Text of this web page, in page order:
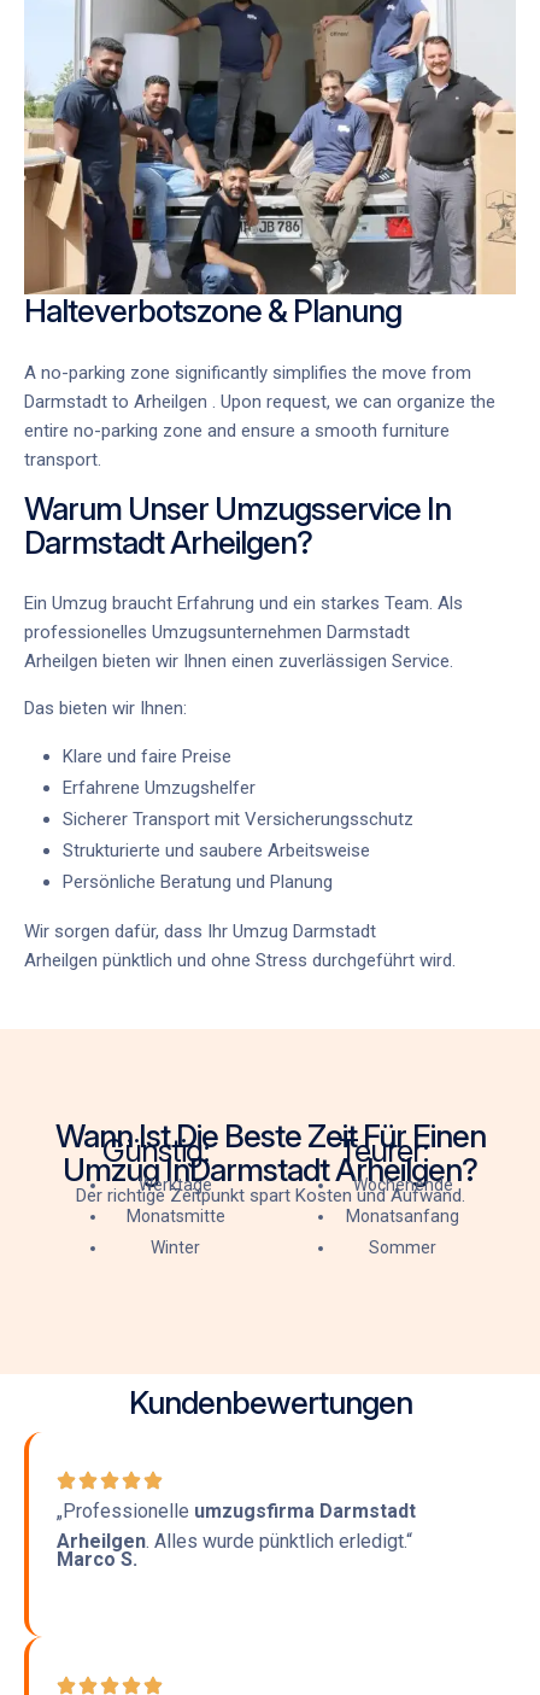
Halteverbotszone & Planung
A no-parking zone significantly simplifies the move from
Darmstadt to Arheilgen . Upon request, we can organize the
entire no-parking zone and ensure a smooth furniture
transport.
Warum Unser Umzugsservice In
Darmstadt Arheilgen?
Ein Umzug braucht Erfahrung und ein starkes Team. Als
professionelles Umzugsunternehmen Darmstadt
Arheilgen bieten wir Ihnen einen zuverlässigen Service.
Das bieten wir Ihnen:
Klare und faire Preise
Erfahrene Umzugshelfer
Sicherer Transport mit Versicherungsschutz
Strukturierte und saubere Arbeitsweise
Persönliche Beratung und Planung
Wir sorgen dafür, dass Ihr Umzug Darmstadt
Arheilgen pünktlich und ohne Stress durchgeführt wird.
Wann Ist Die Beste Zeit Für Einen
Umzug InDarmstadt Arheilgen?
Der richtige Zeitpunkt spart Kosten und Aufwand.
Günstig:
Werktage
Monatsmitte
Winter
Teurer:
Wochenende
Monatsanfang
Sommer
Kundenbewertungen
„Professionelle umzugsfirma Darmstadt
Arheilgen. Alles wurde pünktlich erledigt.“
Marco S.